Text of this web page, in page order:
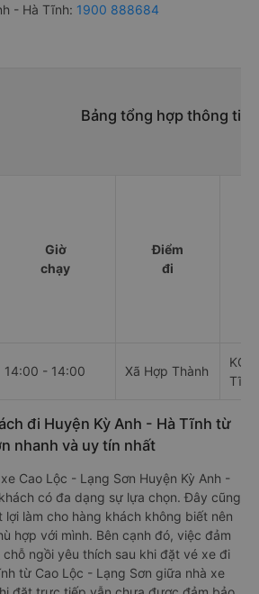
- Hà Tĩnh: 1900 888684
Bảng tổng hợp thông tin
Giờ
chạy
Điểm
đi
14:00 - 14:00 Xã Hợp Thành
đi Huyện Kỳ Anh - Hà Tĩnh từ
nhanh và uy tín nhất
Cao Lộc - Lạng Sơn Huyện Kỳ Anh -
có đa dạng sự lựa chọn. Đây cũng
làm cho hàng khách không biết nên
hợp với mình. Bên cạnh đó, việc đảm
ngồi yêu thích sau khi đặt vé xe đi
từ Cao Lộc - Lạng Sơn giữa nhà xe